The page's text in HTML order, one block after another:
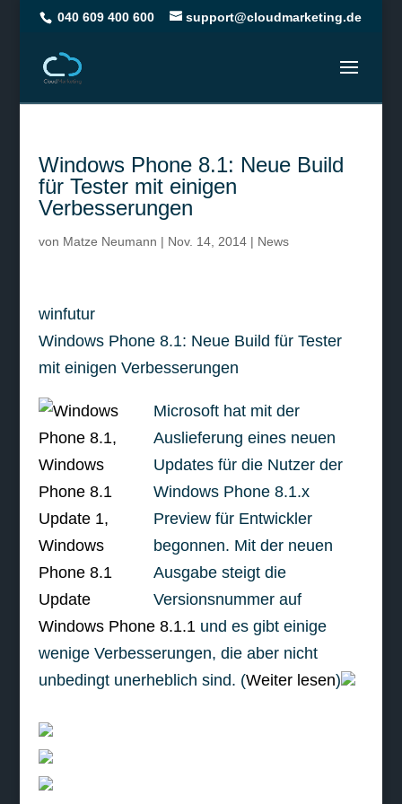
040 609 400 600 support@cloudmarketing.de
Windows Phone 8.1: Neue Build
für Tester mit einigen
Verbesserungen
von Matze Neumann | Nov. 14, 2014| News
winfutur
Windows Phone 8.1: Neue Build für Tester
mit einigen Verbesserungen
Microsoft hat mit der
Auslieferung eines neuen
Updates für die Nutzer der
Windows Phone 8.1.x
Preview für Entwickler
begonnen. Mit der neuen
Ausgabe steigt die
Versionsnummer auf
Windows Phone 8.1.1und es gibt einige
wenige Verbesserungen, die aber nicht
unbedingt unerheblich sind. (Weiter lesen)